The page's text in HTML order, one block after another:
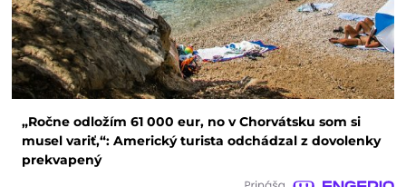
„Ročne odložím 61 000 eur, no v Chorvátsku som si
musel variť,“: Americký turista odchádzal z dovolenky
prekvapený